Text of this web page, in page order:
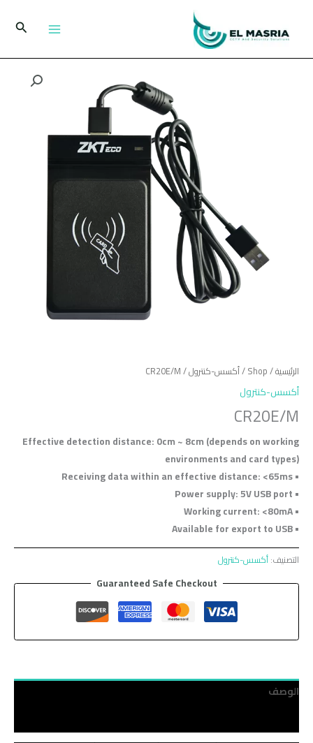
المحتوى
البحث
الرئيسية/
Shop
/أكسس-كنترول/ CR20E/M
أكسس-كنترول
CR20E/M
Effective detection distance: 0cm ~ 8cm (depends on working
environments and card types)
• Receiving data within an effective distance: <65ms
• Power supply: 5V USB port
• Working current: <80mA
• Available for export to USB
التصنيف:أكسس-كنترول
Guaranteed Safe Checkout
الوصف